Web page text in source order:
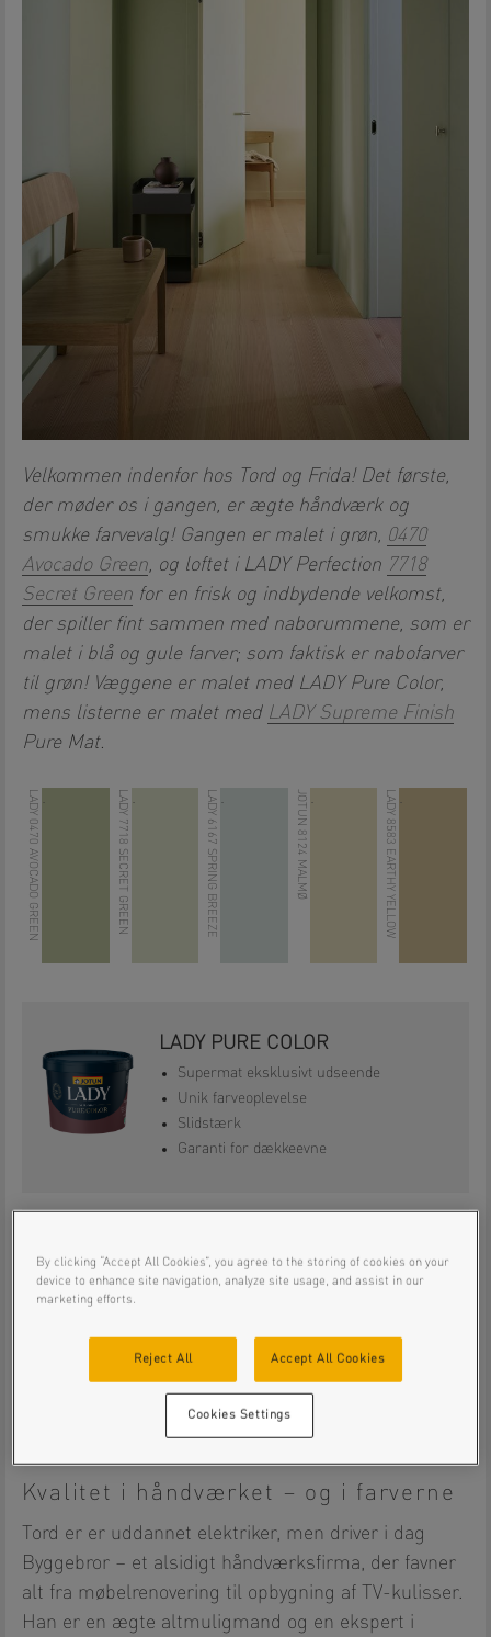
Velkommen indenfor hos Tord og Frida! Det første,
der møder os i gangen, er ægte håndværk og
smukke farvevalg! Gangen er malet i grøn, 0470
Avocado Green, og loftet i LADY Perfection 7718
Secret Green for en frisk og indbydende velkomst,
der spiller fint sammen med naborummene, som er
malet i blå og gule farver; som faktisk er nabofarver
til grøn! Væggene er malet med LADY Pure Color,
mens listerne er malet med LADY Supreme Finish
Pure Mat.
LADY 0470 AVOCADO GREEN LADY 7718 SECRET GREEN . LADY 6167 SPRING BREEZE . JOTUN 8124 MALMØ . LADY 8583 EARTHY YELLOW .
LADY PURE COLOR
Supermat eksklusivt udseende
Unik farveoplevelse
Slidstærk
Garanti for dækkeevne
Endnu smukkere finish – selv på døre
Suveræn sammenflydning
Pure Mat, Silkemat, Halvblank,
Superblank
Kvalitet i håndværket – og i farverne
Tord er er uddannet elektriker, men driver i dag
Byggebror – et alsidigt håndværksfirma, der favner
alt fra møbelrenovering til opbygning af TV-kulisser.
Han er en ægte altmuligmand og en ekspert i
By clicking “Accept All Cookies”, you agree to the storing of cookies on your
device to enhance site navigation, analyze site usage, and assist in our
marketing efforts.
Reject All Accept All Cookies
Cookies Settings